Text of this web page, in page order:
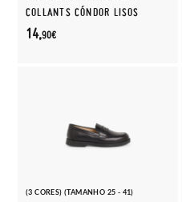
COLLANTS CÓNDOR LISOS
14,90€
(3 CORES) (TAMANHO 25 - 41)